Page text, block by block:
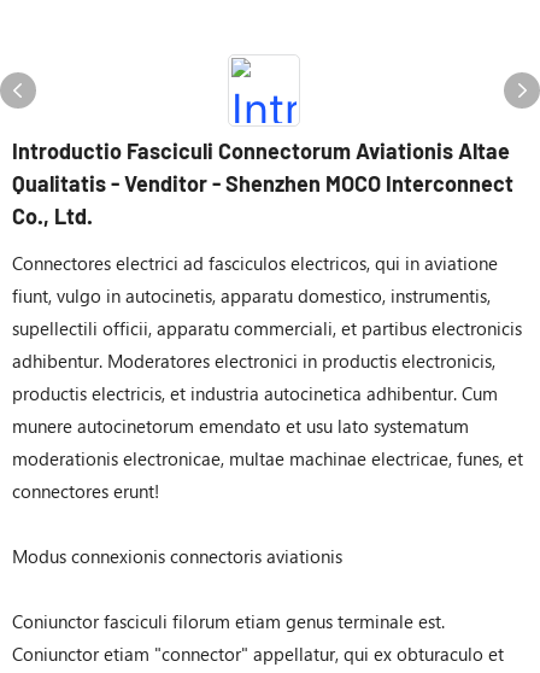
Introductio Fasciculi Connectorum Aviationis Altae
Qualitatis - Venditor - Shenzhen MOCO Interconnect
Co., Ltd.
Connectores electrici ad fasciculos electricos, qui in aviatione
fiunt, vulgo in autocinetis, apparatu domestico, instrumentis,
supellectili officii, apparatu commerciali, et partibus electronicis
adhibentur. Moderatores electronici in productis electronicis,
productis electricis, et industria autocinetica adhibentur. Cum
munere autocinetorum emendato et usu lato systematum
moderationis electronicae, multae machinae electricae, funes, et
connectores erunt!
Modus connexionis connectoris aviationis
Coniunctor fasciculi filorum etiam genus terminale est.
Coniunctor etiam "connector" appellatur, qui ex obturaculo et